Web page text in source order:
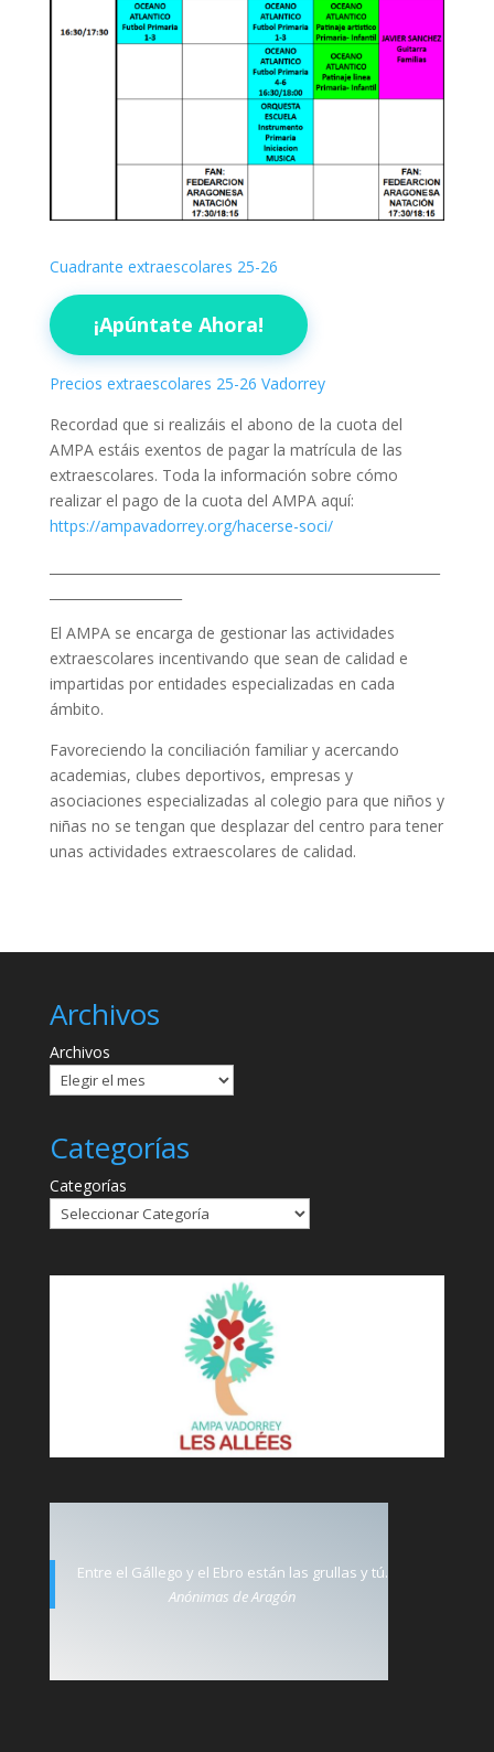
Cuadrante extraescolares 25-26
¡Apúntate Ahora!
Precios extraescolares 25-26 Vadorrey
Recordad que si realizáis el abono de la cuota del
AMPA estáis exentos de pagar la matrícula de las
extraescolares. Toda la información sobre cómo
realizar el pago de la cuota del AMPA aquí:
https://ampavadorrey.org/hacerse-soci/
El AMPA se encarga de gestionar las actividades
extraescolares incentivando que sean de calidad e
impartidas por entidades especializadas en cada
ámbito.
Favoreciendo la conciliación familiar y acercando
academias, clubes deportivos, empresas y
asociaciones especializadas al colegio para que niños y
niñas no se tengan que desplazar del centro para tener
unas actividades extraescolares de calidad.
Archivos
Archivos
Categorías
Categorías
Entre el Gállego y el Ebro están las grullas y tú.
Anónimas de Aragón